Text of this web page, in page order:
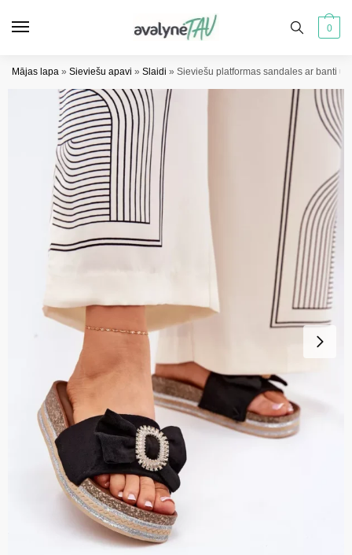
0
Mājas lapa » Sieviešu apavi » Slaidi » Sieviešu platformas sandales ar banti